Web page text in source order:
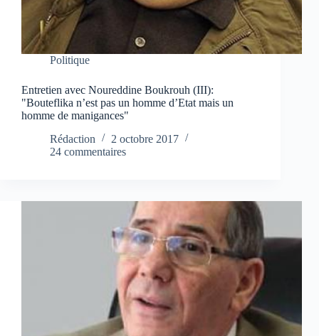
Politique
Entretien avec Noureddine Boukrouh (III):
"Bouteflika n’est pas un homme d’Etat mais un
homme de manigances"
Rédaction
2 octobre 2017
24 commentaires